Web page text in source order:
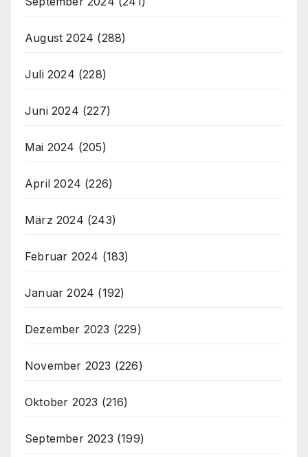
August 2024 (288)
Juli 2024 (228)
Juni 2024 (227)
Mai 2024 (205)
April 2024 (226)
März 2024 (243)
Februar 2024 (183)
Januar 2024 (192)
Dezember 2023 (229)
November 2023 (226)
Oktober 2023 (216)
September 2023 (199)